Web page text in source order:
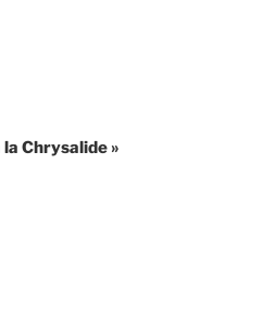
Chrysalide »